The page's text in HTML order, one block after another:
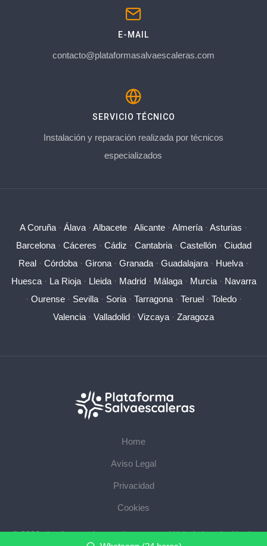
E-MAIL
contacto@plataformasalvaescaleras.com
SERVICIO TÉCNICO
Instalación y reparación realizada por técnicos
especializados
A Coruña · Álava · Albacete · Alicante · Almería · Asturias ·
Barcelona· Cáceres · Cádiz · Cantabria· Castellón· Ciudad
Real · Córdoba · Girona · Granada · Guadalajara · Huelva ·
Huesca· La Rioja· Lleida· Madrid· Málaga· Murcia· Navarra
· Ourense· Sevilla· Soria· Tarragona· Teruel· Toledo·
Valencia · Valladolid · Vizcaya · Zaragoza
Home
Aviso Legal
Privacidad
Cookies
© 2026 plataformasalvaescaleras.com · Web de instalación de